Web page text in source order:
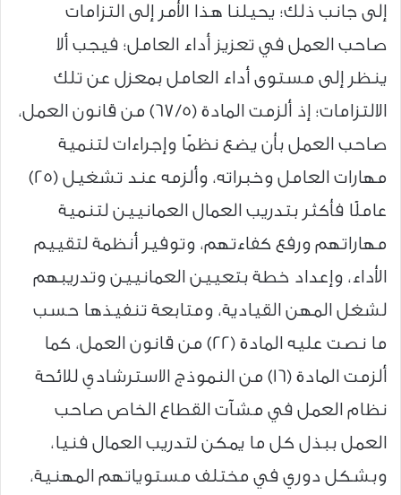
إلى جانب ذلك؛ يحيلنا هذا الأمر إلى التزامات
صاحب العمل في تعزيز أداء العامل؛ فيجب ألا
ينظر إلى مستوى أداء العامل بمعزل عن تلك
الالتزامات؛ إذ ألزمت المادة (67/5) من قانون العمل،
صاحب العمل بأن يضع نظمًا وإجراءات لتنمية
مهارات العامل وخبراته، وألزمه عند تشغيل (25)
عاملًا فأكثر بتدريب العمال العمانيين لتنمية
مهاراتهم ورفع كفاءتهم، وتوفير أنظمة لتقييم
الأداء، وإعداد خطة بتعيين العمانيين وتدريبهم
لشغل المهن القيادية، ومتابعة تنفيذها حسب
ما نصت عليه المادة (22) من قانون العمل، كما
ألزمت المادة (16) من النموذج الاسترشادي للائحة
نظام العمل في مشآت القطاع الخاص صاحب
العمل ببذل كل ما يمكن لتدريب العمال فنيا،
وبشكل دوري في مختلف مستوياتهم المهنية،